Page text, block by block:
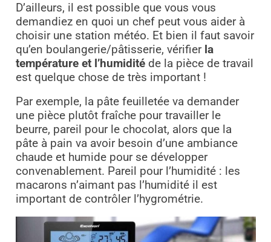
D’ailleurs, il est possible que vous vous
demandiez en quoi un chef peut vous aider à
choisir une station météo. Et bien il faut savoir
qu’en boulangerie/pâtisserie, vérifier la
température et l’humiditéde la pièce de travail
est quelque chose de très important !
Par exemple, la pâte feuilletée va demander
une pièce plutôt fraîche pour travailler le
beurre, pareil pour le chocolat, alors que la
pâte à pain va avoir besoin d’une ambiance
chaude et humide pour se développer
convenablement. Pareil pour l’humidité : les
macarons n’aimant pas l’humidité il est
important de contrôler l’hygrométrie.